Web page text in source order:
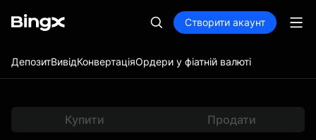
Створити акаунт
ДепозитВивідКонвертаціяОрдери у фіатній валюті
Купити Продати